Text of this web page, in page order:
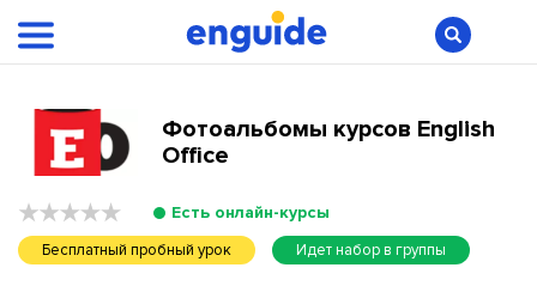
Фотоальбомы курсов English
Office
Есть онлайн-курсы
Бесплатный пробный урок Идет набор в группы